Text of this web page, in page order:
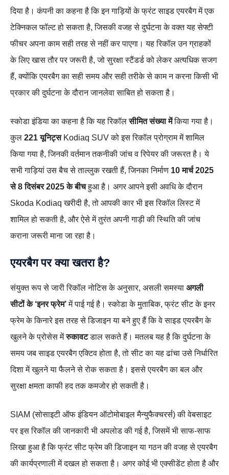
दिया है। कंपनी का कहना है कि इन गाड़ियों के फ्रंट साइड एयरबैग में एक
टेक्निकल फॉल्ट हो सकता है, जिसकी वजह से दुर्घटना के वक्त यह सेफ्टी
फीचर अपना काम सही तरह से नहीं कर पाएगा। यह रिकॉल उन ग्राहकों
के लिए खास तौर पर जरूरी है, जो सुरक्षा स्टैंडर्ड को लेकर अत्यधिक सजग
हैं, क्योंकि एयरबैग का सही समय और सही तरीके से काम न करना किसी भी
प्रकार की दुर्घटना के दौरान जानलेवा साबित हो सकता है।
स्कोडा इंडिया का कहना है कि यह रिकॉलसीमित संख्या मेंकिया गया है।
कुल 221 यूनिट्सKodiaq SUV को इस रिकॉल प्रोग्राम में शामिल
किया गया है, जिनकी वर्तमान तकनीकी जांच व रिपेयर की जरूरत है। ये
सभी गाड़ियां उस बैच से ताल्लुक रखती हैं, जिनका निर्माण 10 मार्च 2025
से 8 दिसंबर 2025 के बीचहुआ है। अगर आपने इसी अवधि के दौरान
Skoda Kodiaq खरीदी है, तो आपकी कार भी इस रिकॉल लिस्ट में
शामिल हो सकती है, और ऐसे में तुरंत अपनी गाड़ी की स्थिति की जांच
कराना जरूरी माना जा रहा है।
एयरबैग पर क्या खतरा है?
संयुक्त रूप से जारी रिकॉल नोटिस के अनुसार, असली समस्या अगली
सीटों के ‘इनर फ्रेम’में पाई गई है। स्कोडा के मुताबिक, फ्रंट सीट के इनर
फ्रेम के किनारे इस तरह से डिजाइन या बने हुए हैं कि वे साइड एयरबैग के
खुलने के प्रोसेस मेंरुकावटडाल सकते हैं। मतलब यह है कि दुर्घटना के
समय जब साइड एयरबैग एक्टिव होता है, तो सीट का यह ढांचा उसे निर्धारित
दिशा में खुलने या फैलने से रोक सकता है। इससे एयरबैग का बल और
सुरक्षा क्षमता काफी हद तक कमजोर हो सकती है।
SIAM (सोसाइटी ऑफ इंडियन ऑटोमोबाइल मैन्युफैक्चरर्स) की वेबसाइट
पर इस रिकॉल की जानकारी भी अपलोड की गई है, जिसमें भी साफ‑साफ
लिखा हुआ है कि फ्रंट सीट फ्रेम की डिजाइन या गठन की वजह से एयरबैग
की कार्यप्रणाली में दखल हो सकता है। अगर कोई भी एक्सीडेंट होता है और